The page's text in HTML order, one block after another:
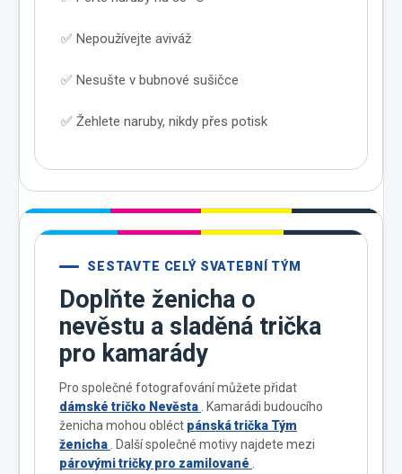
✅ Nepoužívejte aviváž
✅ Nesušte v bubnové sušičce
✅ Žehlete naruby, nikdy přes potisk
SESTAVTE CELÝ SVATEBNÍ TÝM
Doplňte ženicha o
nevěstu a sladěná trička
pro kamarády
Pro společné fotografování můžete přidat
dámské tričko Nevěsta
. Kamarádi budoucího
ženicha mohou obléct pánská trička Tým
ženicha
. Další společné motivy najdete mezi
párovými tričky pro zamilované